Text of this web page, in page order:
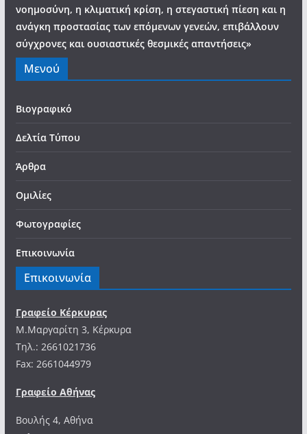
νοημοσύνη, η κλιματική κρίση, η στεγαστική πίεση και η
ανάγκη προστασίας των επόμενων γενεών, επιβάλλουν
σύγχρονες και ουσιαστικές θεσμικές απαντήσεις»
Μενού
Βιογραφικό
Δελτία Τύπου
Άρθρα
Ομιλίες
Φωτογραφίες
Επικοινωνία
Επικοινωνία
Γραφείο Κέρκυρας
Μ.Μαργαρίτη 3, Κέρκυρα
Tηλ.: 2661021736
Fax: 2661044979
Γραφείο Αθήνας
Βουλής 4, Αθήνα